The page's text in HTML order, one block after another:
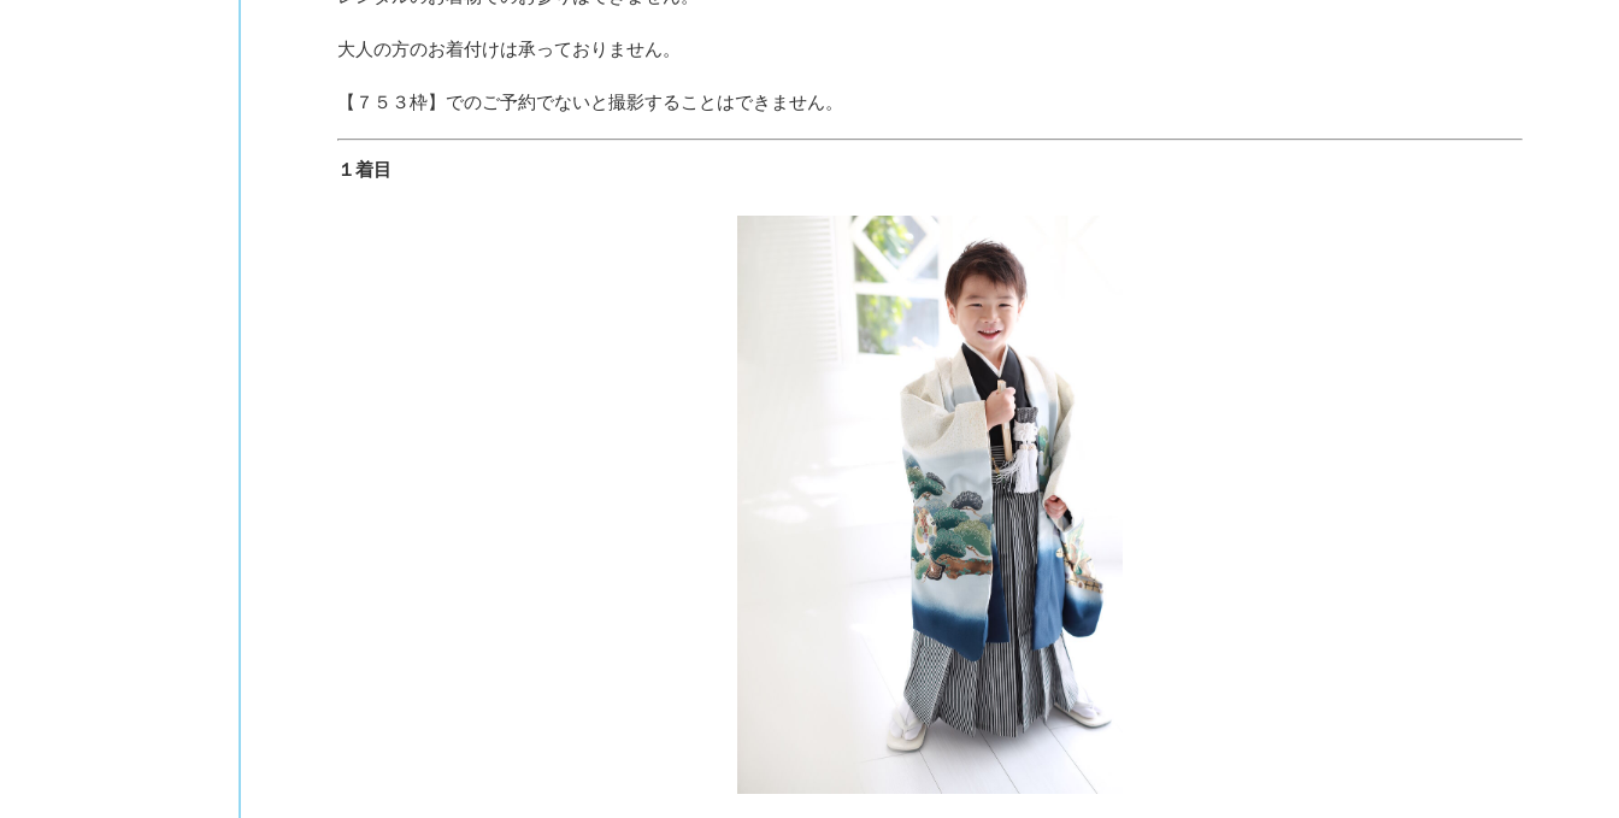
大人の方のお着付けは承っておりません。
【７５３枠】でのご予約でないと撮影することはできません。
１着目